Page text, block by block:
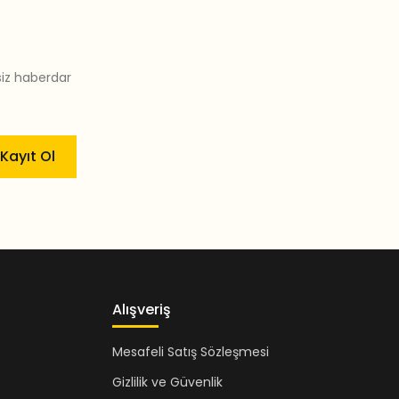
haberdar
Kayıt Ol
Alışveriş
Mesafeli Satış Sözleşmesi
Gizlilik ve Güvenlik